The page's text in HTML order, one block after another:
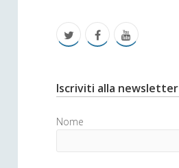
c
i
t
f
c
b
u
u
S
i
Iscriviti alla newsletter
Nome